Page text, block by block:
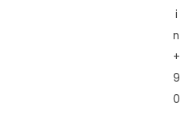
i
n
+
9
0